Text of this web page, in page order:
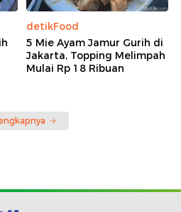
detikFood
5 Mie Ayam Jamur Gurih di
Jakarta, Topping Melimpah
Mulai Rp 18 Ribuan